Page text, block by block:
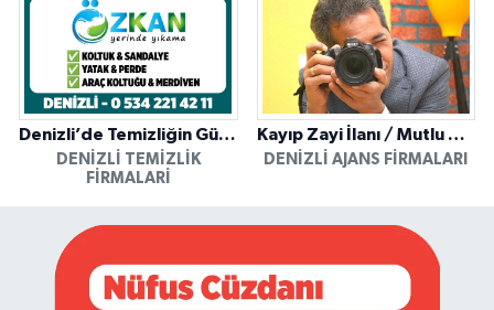
Denizli’de Temizliğin Güvenilir Adresi: Özkan Yerinde Yıkama
DENIZLI TEMIZLIK
FIRMALARI
Kayıp Zayi İlanı / Mutlu Ajans / Denizli
DENIZLI AJANS FIRMALARI